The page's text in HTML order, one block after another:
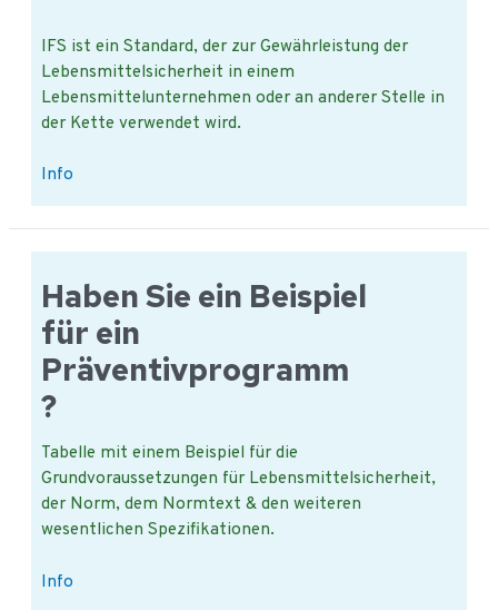
IFS ist ein Standard, der zur Gewährleistung der
Lebensmittelsicherheit in einem
Lebensmittelunternehmen oder an anderer Stelle in
der Kette verwendet wird.
Internationaler
(IFS)
information.
Info
Haben Sie ein Beispiel
für ein
Präventivprogramm
?
Tabelle mit einem Beispiel für die
Grundvoraussetzungen für Lebensmittelsicherheit,
der Norm, dem Normtext & den weiteren
wesentlichen Spezifikationen.
Haben
Info